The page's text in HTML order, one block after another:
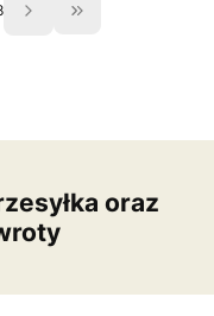
z produktami
Przejdź do
oraz